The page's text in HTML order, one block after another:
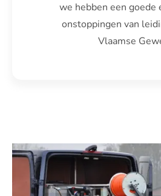
we hebben een goede
onstoppingen van
Vlaamse